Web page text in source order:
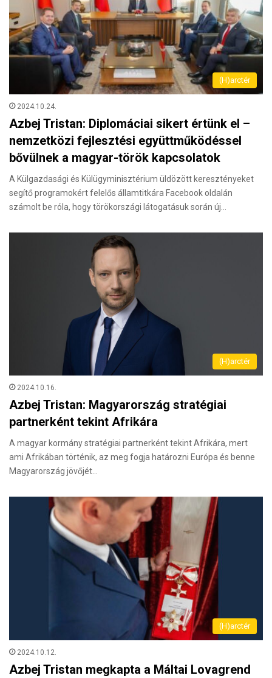
(H)arctér
2024.10.24.
Azbej Tristan: Diplomáciai sikert értünk el –
nemzetközi fejlesztési együttműködéssel
bővülnek a magyar-török kapcsolatok
A Külgazdasági és Külügyminisztérium üldözött keresztényeket
segítő programokért felelős államtitkára Facebook oldalán
számolt be róla, hogy törökországi látogatásuk során új…
(H)arctér
2024.10.16.
Azbej Tristan: Magyarország stratégiai
partnerként tekint Afrikára
A magyar kormány stratégiai partnerként tekint Afrikára, mert
ami Afrikában történik, az meg fogja határozni Európa és benne
Magyarország jövőjét…
(H)arctér
2024.10.12.
Azbej Tristan megkapta a Máltai Lovagrend